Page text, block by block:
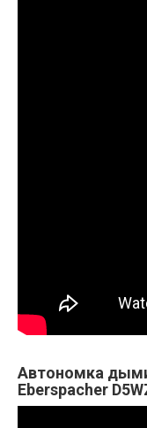
Автономка
Eberspacher